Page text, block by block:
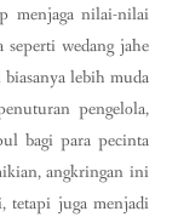
menjaga nilai-nilai
wedang jahe
biasanya lebih muda
pengelola,
bagi para pecinta
angkringan ini
tetapi juga menjadi